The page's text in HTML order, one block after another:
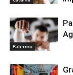
Palermo